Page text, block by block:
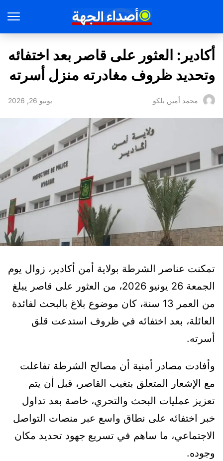
أكادير: العثور على قاصر بعد اختفائه
وتحديد ظروف مغادرته منزل أسرته
محمد أمين بلكو يونيو 26, 2026
تمكنت عناصر الشرطة بولاية أمن أكادير، زوال يوم
الجمعة 26 يونيو 2026، من العثور على قاصر يبلغ
من العمر 13 سنة، كان موضوع بلاغ بالبحث لفائدة
العائلة، بعد اختفائه في ظروف استدعت قلق
أسرته.
وأفادت مصادر أمنية أن مصالح الشرطة تفاعلت
مع الإشعار المتعلق بتغيب القاصر، قبل أن يتم
تعزيز عمليات البحث والتحري، خاصة بعد تداول
خبر اختفائه على نطاق واسع عبر منصات التواصل
الاجتماعي، ما ساهم في تسريع جهود تحديد مكان
وجوده.